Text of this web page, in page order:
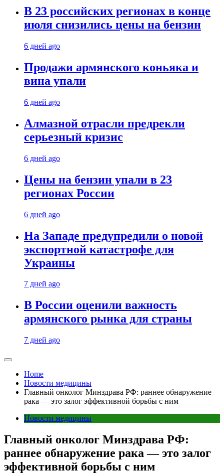
В 23 российских регионах в конце
июля снизились цены на бензин
6 дней ago
Продажи армянского коньяка и
вина упали
6 дней ago
Алмазной отрасли предрекли
серьезный кризис
6 дней ago
Цены на бензин упали в 23
регионах России
6 дней ago
На Западе предупредили о новой
экспортной катастрофе для
Украины
7 дней ago
В России оценили важность
армянского рынка для страны
7 дней ago
Home
Новости медицины
Главный онколог Минздрава РФ: раннее обнаружение
рака — это залог эффективной борьбы с ним
Новости медицины
Главный онколог Минздрава РФ:
раннее обнаружение рака — это залог
эффективной борьбы с ним